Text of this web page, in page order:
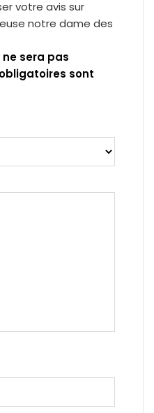
votre avis sur
notre dame des
sera pas
sont